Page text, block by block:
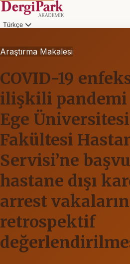
Türkçe
Araştırma Makalesi
COVID-19
ilişkili pandemi
Ege Üniversitesi
Fakültesi
Servisi’ne
hastane dışı
arrest
retrospektif